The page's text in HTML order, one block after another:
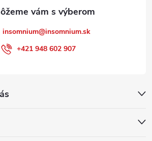
insomnium@insomnium.sk
+421 948 602 907